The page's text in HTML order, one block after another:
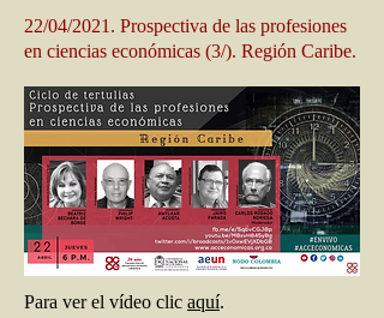
22/04/2021. Prospectiva de las profesiones
en ciencias económicas (3/). Región Caribe.
Para ver el vídeo clic aquí.